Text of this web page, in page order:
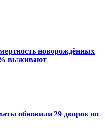
новорождённых
выживают
обновили 29 дворов по